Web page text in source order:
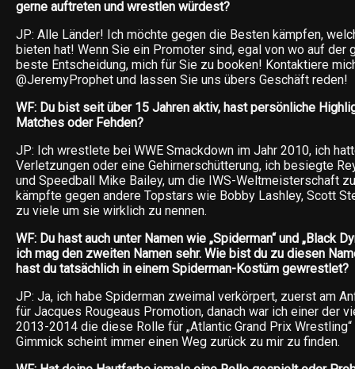
gerne auftreten und wrestlen würdest?
JP: Alle Länder! Ich möchte gegen die Besten kämpfen,
bieten hat! Wenn Sie ein Promoter sind, egal von wo auf der
beste Entscheidung, mich für Sie zu booken! Kontaktiere
@JeremyProphet und lassen Sie uns übers Geschäft reden!
WF: Du bist seit über 15 Jahren aktiv, hast persönliche
Matches oder Fehden?
JP: Ich wrestlete bei WWE Smackdown im Jahr 2010, ich
Verletzungen oder eine Gehirnerschütterung, ich besiegte
und Speedball Mike Bailey, um die IWS-Weltmeisterschaft
kämpfte gegen andere Topstars wie Bobby Lashley, Scott
zu viele um sie wirklich zu nennen.
WF: Du hast auch unter Namen wie „Spiderman“ und „Black
ich mag den zweiten Namen sehr. Wie bist du zu diesen
hast du tatsächlich in einem Spiderman-Kostüm gewrestlet?
JP: Ja, ich habe Spiderman zweimal verkörpert, zuerst am
für Jacques Rougeaus Promotion, danach war ich einer der
2013-2014 die diese Rolle für „Atlantic Grand Prix
Gimmick scheint immer einen Weg zurück zu mir zu finden.